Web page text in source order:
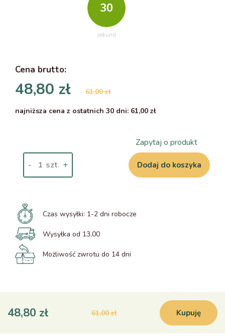
28
sekund
Cena brutto:
48,80 zł
61,00 zł
najniższa cena z ostatnich 30 dni: 61,00 zł
Zapytaj o produkt
- + Dodaj do koszyka
Czas wysyłki: 1-2 dni robocze
Wysyłka od 13,00
Możliwość zwrotu do 14 dni
48,80 zł 61,00 zł Kupuję